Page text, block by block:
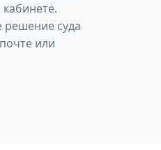
решение суда
или